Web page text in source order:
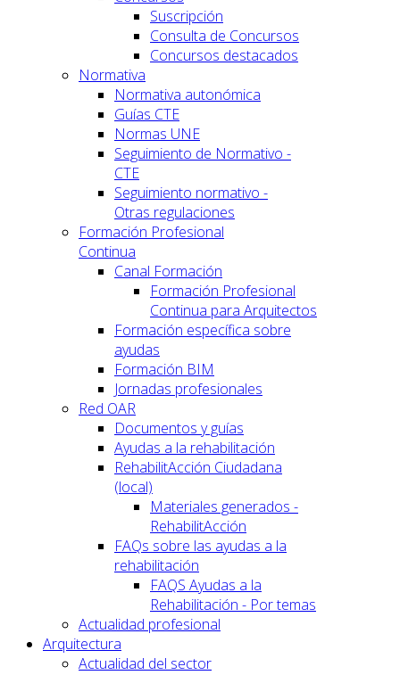
Suscripción
Consulta de Concursos
Concursos destacados
Normativa
Normativa autonómica
Guías CTE
Normas UNE
Seguimiento de Normativo -
CTE
Seguimiento normativo -
Otras regulaciones
Formación Profesional
Continua
Canal Formación
Formación Profesional
Continua para Arquitectos
Formación específica sobre
ayudas
Formación BIM
Jornadas profesionales
Red OAR
Documentos y guías
Ayudas a la rehabilitación
RehabilitAcción Ciudadana
(local)
Materiales generados -
RehabilitAcción
FAQs sobre las ayudas a la
rehabilitación
FAQS Ayudas a la
Rehabilitación - Por temas
Actualidad profesional
Arquitectura
Actualidad del sector